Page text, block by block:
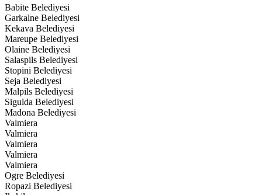
Babite Belediyesi
Garkalne Belediyesi
Kekava Belediyesi
Mareupe Belediyesi
Olaine Belediyesi
Salaspils Belediyesi
Stopini Belediyesi
Seja Belediyesi
Malpils Belediyesi
Sigulda Belediyesi
Madona Belediyesi
Valmiera
Valmiera
Valmiera
Valmiera
Valmiera
Ogre Belediyesi
Ropazi Belediyesi